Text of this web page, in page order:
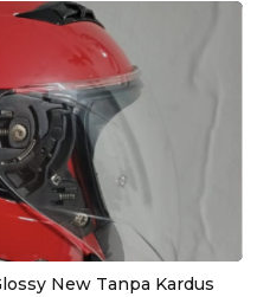
New Tanpa Kardus